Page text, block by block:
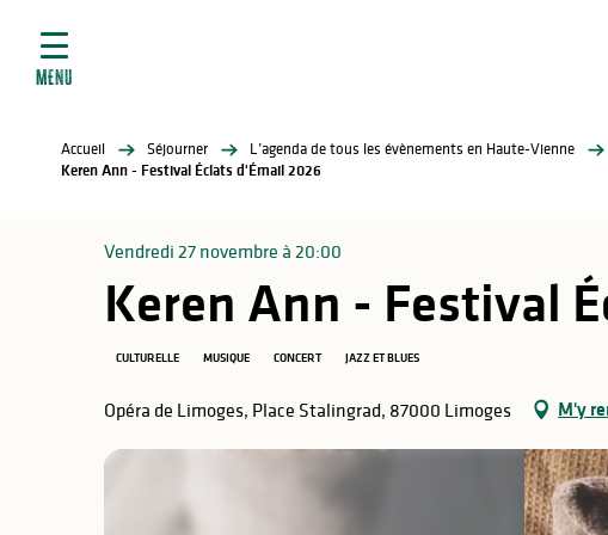
contenu
MENU
Accueil Séjourner L’agenda de tous les évènements en Haute-Vienne
Keren Ann - Festival Éclats d'Émail 2026
Vendredi 27 novembre à 20:00
Keren Ann - Festival
CULTURELLE MUSIQUE CONCERT JAZZ ET BLUES
Opéra de Limoges, Place Stalingrad, 87000 Limoges M'y